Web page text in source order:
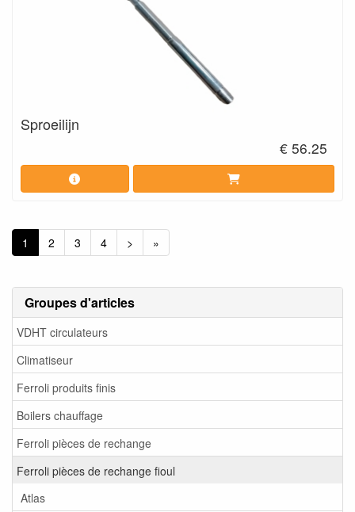
Groupes d'articles
VDHT circulateurs
Climatiseur
Ferroli produits finis
Boilers chauffage
Ferroli pièces de rechange
Ferroli pièces de rechange fioul
Atlas
Sproeilijn
€ 56.25
1 2 3 4 > »